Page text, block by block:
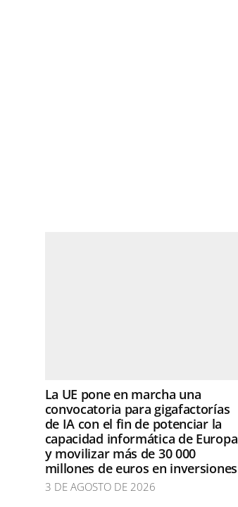
La UE pone en marcha una
convocatoria para gigafactorías
de IA con el fin de potenciar la
capacidad informática de Europa
y movilizar más de 30 000
millones de euros en inversiones
3 DE AGOSTO DE 2026